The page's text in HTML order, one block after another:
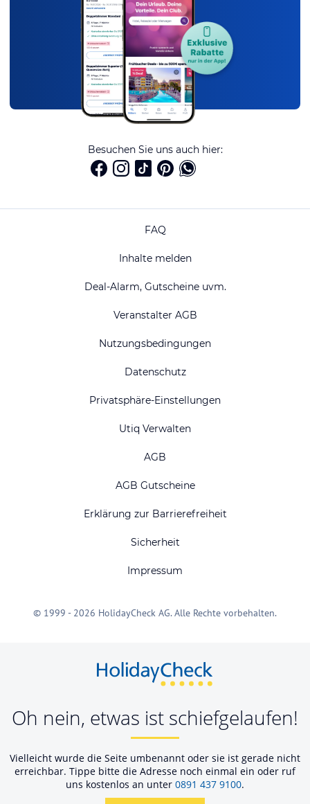
Besuchen Sie uns auch hier:
FAQ
Inhalte melden
Deal-Alarm, Gutscheine uvm.
Veranstalter AGB
Nutzungsbedingungen
Datenschutz
Privatsphäre-Einstellungen
Utiq Verwalten
AGB
AGB Gutscheine
Erklärung zur Barrierefreiheit
Sicherheit
Impressum
© 1999 - 2026 HolidayCheck AG. Alle Rechte vorbehalten.
Oh nein, etwas ist schiefgelaufen!
Vielleicht wurde die Seite umbenannt oder sie ist gerade nicht
erreichbar. Tippe bitte die Adresse noch einmal ein oder ruf
uns kostenlos an unter 0891 437 9100.